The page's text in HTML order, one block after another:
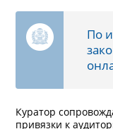
По
Куратор
привязки к